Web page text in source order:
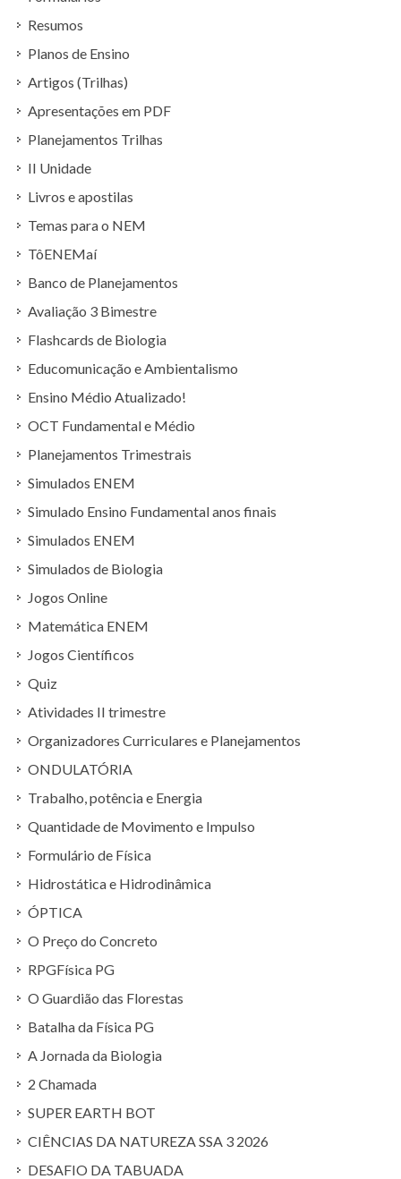
Resumos
Planos de Ensino
Artigos (Trilhas)
Apresentações em PDF
Planejamentos Trilhas
II Unidade
Livros e apostilas
Temas para o NEM
TôENEMaí
Banco de Planejamentos
Avaliação 3 Bimestre
Flashcards de Biologia
Educomunicação e Ambientalismo
Ensino Médio Atualizado!
OCT Fundamental e Médio
Planejamentos Trimestrais
Simulados ENEM
Simulado Ensino Fundamental anos finais
Simulados ENEM
Simulados de Biologia
Jogos Online
Matemática ENEM
Jogos Científicos
Quiz
Atividades II trimestre
Organizadores Curriculares e Planejamentos
ONDULATÓRIA
Trabalho, potência e Energia
Quantidade de Movimento e Impulso
Formulário de Física
Hidrostática e Hidrodinâmica
ÓPTICA
O Preço do Concreto
RPGFísica PG
O Guardião das Florestas
Batalha da Física PG
A Jornada da Biologia
2 Chamada
SUPER EARTH BOT
CIÊNCIAS DA NATUREZA SSA 3 2026
DESAFIO DA TABUADA